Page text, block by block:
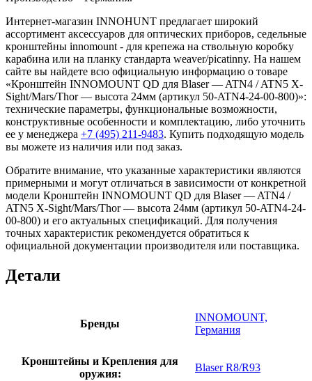
Интернет-магазин INNOHUNT предлагает широкий
ассортимент аксессуаров для оптических приборов, седельные
кронштейны innomount - для крепежа на ствольную коробку
карабина или на планку стандарта weaver/picatinny. На нашем
сайте вы найдете всю официальную информацию о товаре
«Кронштейн INNOMOUNT QD для Blaser — ATN4 / ATN5 X-
Sight/Mars/Thor — высота 24мм (артикул 50-ATN4-24-00-800)»:
технические параметры, функциональные возможности,
конструктивные особенности и комплектацию, либо уточнить
ее у менеджера +7 (495) 211-9483. Купить подходящую модель
вы можете из наличия или под заказ.
Обратите внимание, что указанные характеристики являются
примерными и могут отличаться в зависимости от конкретной
модели Кронштейн INNOMOUNT QD для Blaser — ATN4 /
ATN5 X-Sight/Mars/Thor — высота 24мм (артикул 50-ATN4-24-
00-800) и его актуальных спецификаций. Для получения
точных характеристик рекомендуется обратиться к
официальной документации производителя или поставщика.
Детали
Бренды
INNOMOUNT,
Германия
Кронштейны и Крепления для
оружия:
Blaser R8/R93